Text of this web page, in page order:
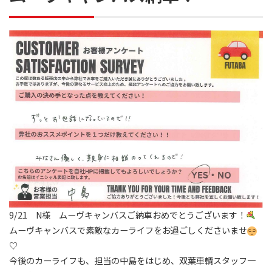
9/21 N様 ムーヴキャンバスご納車おめでとうございます！
ムーヴキャンバスで素敵なカーライフをお過ごしくださいませ
♡
今後のカーライフも、担当の中島をはじめ、双葉車輌スタッフ一